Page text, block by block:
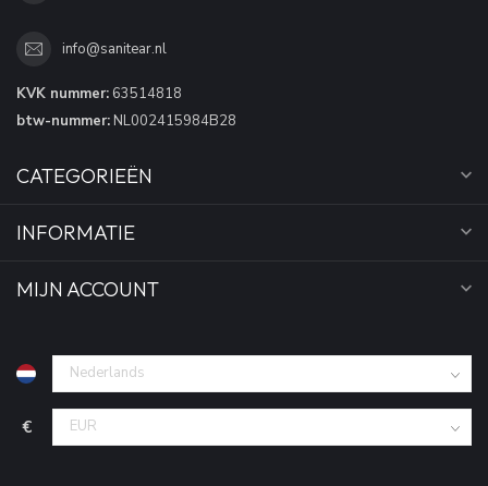
info@sanitear.nl
KVK nummer: 63514818
btw-nummer: NL002415984B28
CATEGORIEËN
INFORMATIE
MIJN ACCOUNT
€